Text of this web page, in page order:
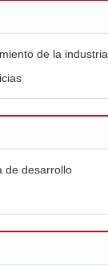
de la industria
de desarrollo